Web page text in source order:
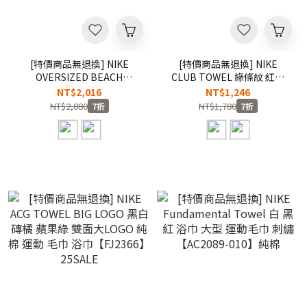
[特價商品無退換] NIKE
OVERSIZED BEACH
TOWEL 黑色 藍色 復古 吸水
海灘 游泳 運動 毛巾 浴巾
【HF9416】
NT$2,016
NT$2,880 7折
[特價商品無退換] NIKE
CLUB TOWEL 綠條紋 紅白
藍 大LOGO 吸水 海灘 游泳
運動 毛巾 浴巾【HF9408】
【HF9417】OP24
NT$1,246
NT$1,780 7折